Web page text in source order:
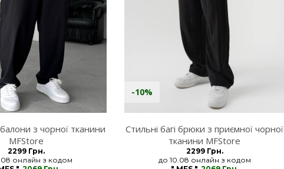
балони з чорної тканини
MFStore
2299 Грн.
онлайн з кодом
Стильні багі брюки з приємної чорної
тканини MFStore
2299 Грн.
до 10.08 онлайн з кодом
-10%